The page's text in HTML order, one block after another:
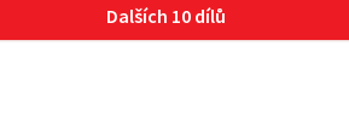
Dalších 10 dílů